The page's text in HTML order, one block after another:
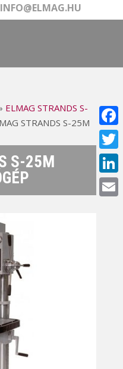
INFO@ELMAG.HU
ELMAG STRANDS S-
STRANDS S-25M
S-25M